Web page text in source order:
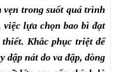
vẹn trong suốt quá trình
việc lựa chọn bao bì đạt
Khắc phục triệt để
nát do va đập, dòng